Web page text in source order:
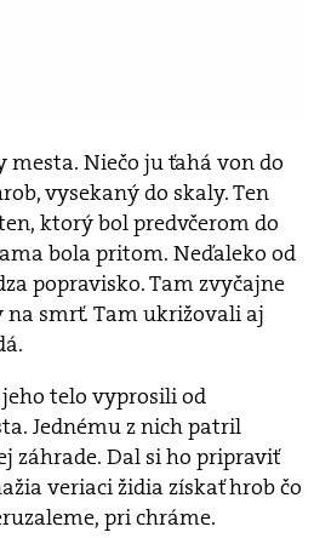
mesta. Niečo ju ťahá von do
vysekaný do skaly. Ten
ktorý bol predvčerom do
bola pritom. Neďaleko od
popravisko. Tam zvyčajne
smrť. Tam ukrižovali aj
telo vyprosili od
Jednému z nich patril
záhrade. Dal si ho pripraviť
veriaci židia získať hrob čo
pri chráme.